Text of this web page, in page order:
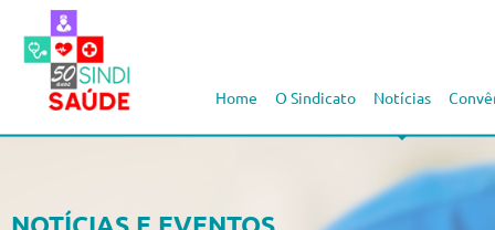
Notícias
O Sindicato
Home